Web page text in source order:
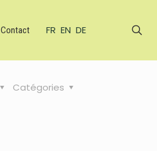
Contact FR EN DE
Catégories